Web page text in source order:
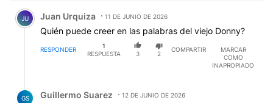
Comentario de Juan Urquiza.
JU Juan Urquiza 11 DE JUNIO DE 2026
Quién puede creer en las palabras del viejo Donny?
RESPONDER
1
RESPUESTA
3 2
COMPARTIR
MARCAR
COMO
INAPROPIADO
GS Guillermo Suarez
12 DE JUNIO DE 2026